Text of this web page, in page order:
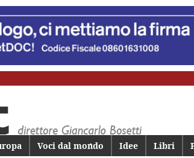
Voci dal mondo Idee Libri